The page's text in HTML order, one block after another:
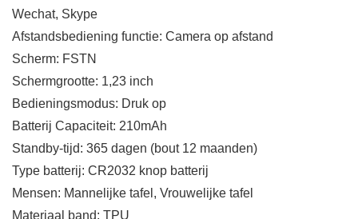
Wechat, Skype
Afstandsbediening functie: Camera op afstand
Scherm: FSTN
Schermgrootte: 1,23 inch
Bedieningsmodus: Druk op
Batterij Capaciteit: 210mAh
Standby-tijd: 365 dagen (bout 12 maanden)
Type batterij: CR2032 knop batterij
Mensen: Mannelijke tafel, Vrouwelijke tafel
Materiaal band: TPU